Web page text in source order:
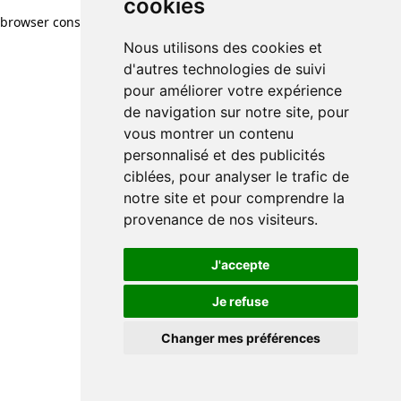
cookies
Nous utilisons des cookies et
d'autres technologies de suivi
pour améliorer votre expérience
de navigation sur notre site, pour
vous montrer un contenu
personnalisé et des publicités
ciblées, pour analyser le trafic de
notre site et pour comprendre la
provenance de nos visiteurs.
J'accepte
Je refuse
Changer mes préférences
browser console for more information)